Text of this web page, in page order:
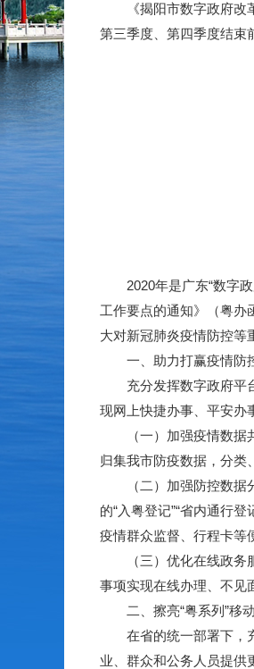
《揭阳市数字政府改革
第三季度、第四季度结束
2020年是广东“数字政
工作要点的通知》（粤办
大对新冠肺炎疫情防控等
一、助力打赢疫情防
充分发挥数字政府平台
现网上快捷办事、平安办
（一）加强疫情数据共
归集我市防疫数据，分类
（二）加强防控数据分
的“入粤登记”“省内通行
疫情群众监督、行程卡等
（三）优化在线政务服
事项实现在线办理、不见
二、擦亮“粤系列”移
在省的统一部署下，充
业、群众和公务人员提供